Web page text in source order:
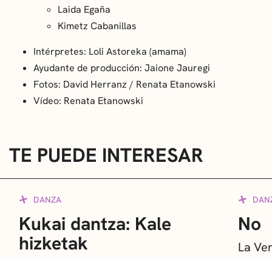
Laida Egaña
Kimetz Cabanillas
Intérpretes: Loli Astoreka (amama)
Ayudante de producción: Jaione Jauregi
Fotos: David Herranz / Renata Etanowski
Vídeo: Renata Etanowski
TE PUEDE INTERESAR
DANZA
Kukai dantza: Kale
hizketak
No
La